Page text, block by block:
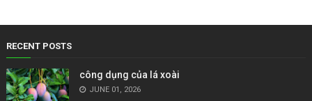
RECENT POSTS
công dụng của lá xoài
JUNE 01, 2026